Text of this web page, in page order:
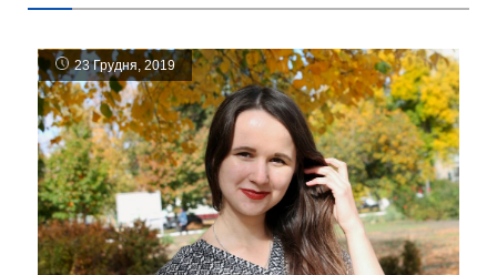
23 Грудня, 2019